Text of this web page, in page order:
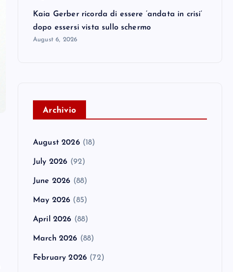
Kaia Gerber ricorda di essere ‘andata in crisi’
dopo essersi vista sullo schermo
August 6, 2026
Archivio
August 2026(18)
July 2026 (92)
June 2026 (88)
May 2026 (85)
April 2026 (88)
March 2026 (88)
February 2026 (72)